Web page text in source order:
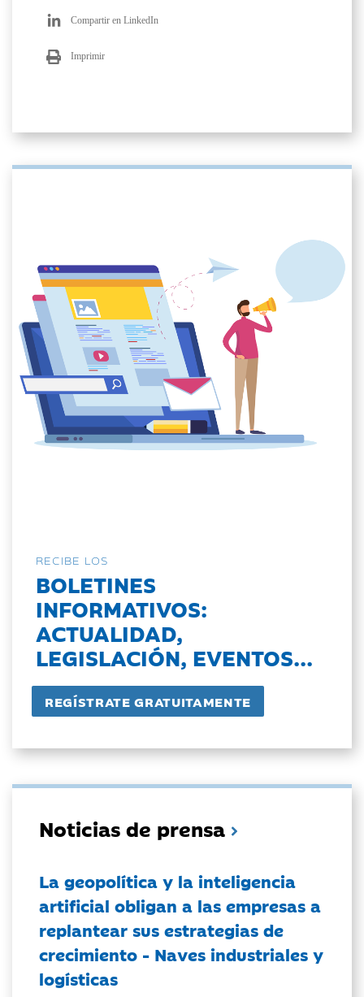
Compartir en LinkedIn
Imprimir
RECIBE LOS
BOLETINES
INFORMATIVOS:
ACTUALIDAD,
LEGISLACIÓN, EVENTOS...
Noticias de prensa
La geopolítica y la inteligencia
artificial obligan a las empresas a
replantear sus estrategias de
crecimiento - Naves industriales y
logísticas